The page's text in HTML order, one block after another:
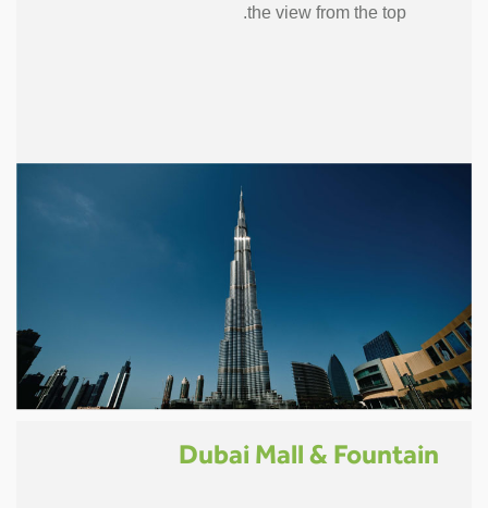
the view from the top.
Dubai Mall & Fountain